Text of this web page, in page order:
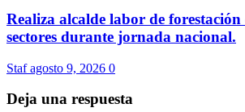
Realiza alcalde labor de
sectores durante jornada nacional.
Stafagosto 9, 2026 0
Deja una respuesta